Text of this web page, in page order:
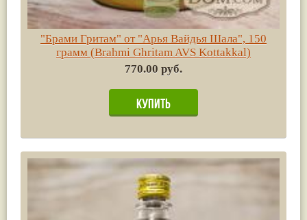
"Брами Гритам" от "Арья Вайдья Шала", 150
грамм (Brahmi Ghritam AVS Kottakkal)
770.00 руб.